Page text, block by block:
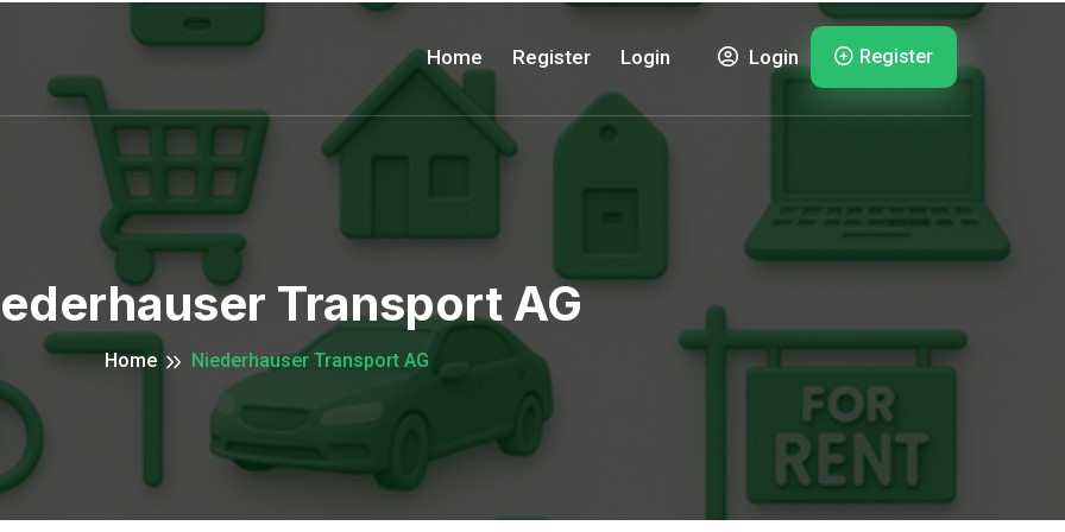
Home Register Login Login Register
Transport AG
Home Niederhauser Transport AG